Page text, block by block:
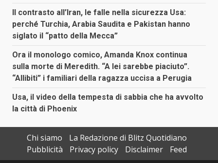
Il contrasto all’Iran, le falle nella sicurezza Usa:
perché Turchia, Arabia Saudita e Pakistan hanno
siglato il “patto della Mecca”
Ora il monologo comico, Amanda Knox continua
sulla morte di Meredith. “A lei sarebbe piaciuto”.
“Allibiti” i familiari della ragazza uccisa a Perugia
Usa, il video della tempesta di sabbia che ha avvolto
la città di Phoenix
Chi siamo
La Redazione di Blitz Quotidiano
Pubblicità
Privacy policy Disclaimer Feed